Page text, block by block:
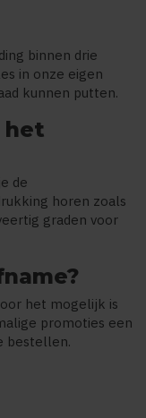
binnen drie
in onze eigen
kunnen putten.
het
de
horen zoals
graden voor
het mogelijk is
promoties een
bestellen.